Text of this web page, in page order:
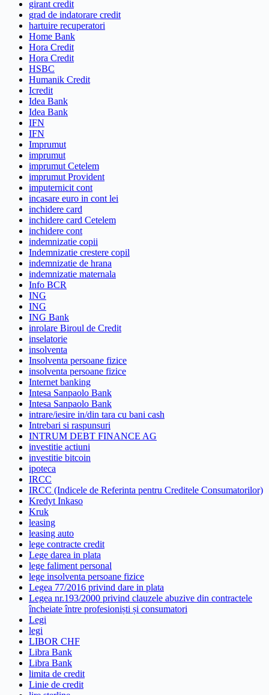
girant credit
grad de indatorare credit
hartuire recuperatori
Home Bank
Hora Credit
Hora Credit
HSBC
Humanik Credit
Icredit
Idea Bank
Idea Bank
IFN
IFN
Imprumut
imprumut
imprumut Cetelem
imprumut Provident
imputernicit cont
incasare euro in cont lei
inchidere card
inchidere card Cetelem
inchidere cont
indemnizatie copii
Indemnizatie crestere copil
indemnizatie de hrana
indemnizatie maternala
Info BCR
ING
ING
ING Bank
inrolare Biroul de Credit
inselatorie
insolventa
Insolventa persoane fizice
insolventa persoane fizice
Internet banking
Intesa Sanpaolo Bank
Intesa Sanpaolo Bank
intrare/iesire in/din tara cu bani cash
Intrebari si raspunsuri
INTRUM DEBT FINANCE AG
investitie actiuni
investitie bitcoin
ipoteca
IRCC
IRCC (Indicele de Referinta pentru Creditele Consumatorilor)
Kredyt Inkaso
Kruk
leasing
leasing auto
lege contracte credit
Lege darea in plata
lege faliment personal
lege insolventa persoane fizice
Legea 77/2016 privind dare in plata
Legea nr.193/2000 privind clauzele abuzive din contractele
încheiate între profesioniști și consumatori
Legi
legi
LIBOR CHF
Libra Bank
Libra Bank
limita de credit
Linie de credit